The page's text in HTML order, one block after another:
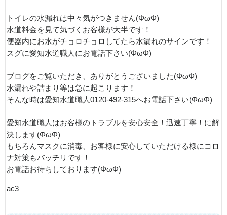
トイレの水漏れは中々気がつきません(ΦωΦ)
水道料金を見て気づくお客様が大半です！
便器内にお水がチョロチョロしてたら水漏れのサインです！
スグに愛知水道職人にお電話下さい(ΦωΦ)
ブログをご覧いただき、ありがとうございました(ΦωΦ)
水漏れや詰まり等は急に起こります！
そんな時は愛知水道職人0120-492-315へお電話下さい(ΦωΦ)
愛知水道職人はお客様のトラブルを安心安全！迅速丁寧！に解
決します(ΦωΦ)
もちろんマスクに消毒、お客様に安心していただける様にコロ
ナ対策もバッチリです！
お電話お待ちしております(ΦωΦ)
ac3